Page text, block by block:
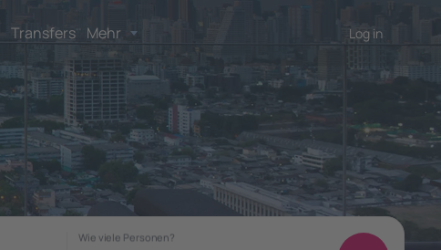
Transfers Mehr Log in